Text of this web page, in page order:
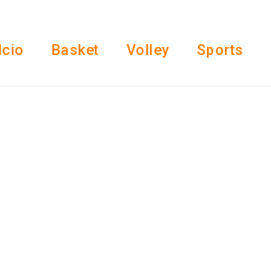
Basket Volley Sports